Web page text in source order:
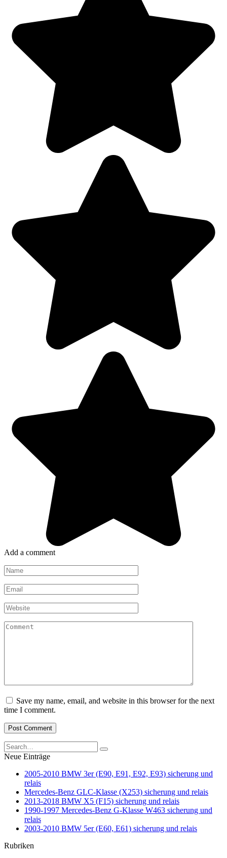
Add a comment
Name
*
Email
*
Website
Comment
Save my name, email, and website in this browser for the next
time I comment.
Search
for:
Neue Einträge
2005-2010 BMW 3er (E90, E91, E92, E93) sicherung und
relais
Mercedes-Benz GLC-Klasse (X253) sicherung und relais
2013-2018 BMW X5 (F15) sicherung und relais
1990-1997 Mercedes-Benz G-Klasse W463 sicherung und
relais
2003-2010 BMW 5er (E60, E61) sicherung und relais
Rubriken